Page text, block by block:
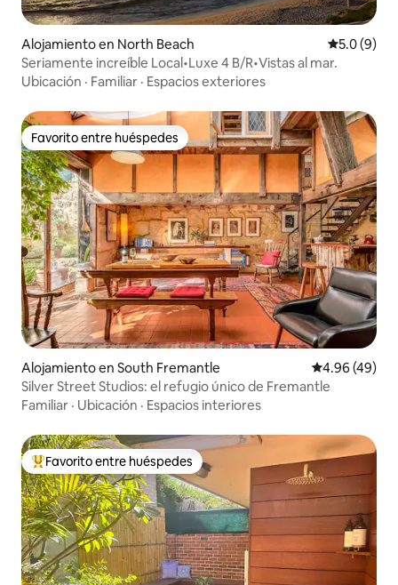
Alojamiento en North Beach
5.0 (9)
Seriamente increíble Local•Luxe 4 B/R•Vistas al mar.
Ubicación · Familiar · Espacios exteriores
Favorito entre huéspedes
Favorito entre huéspedes
Alojamiento en South Fremantle Calificación
4.96 (49)
Silver Street Studios: el refugio único de Fremantle
Familiar · Ubicación · Espacios interiores
Favorito entre huéspedes preferido
Favorito entre huéspedes